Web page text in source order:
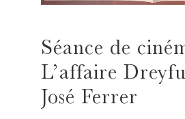
Séance de
L’affaire
José Ferrer